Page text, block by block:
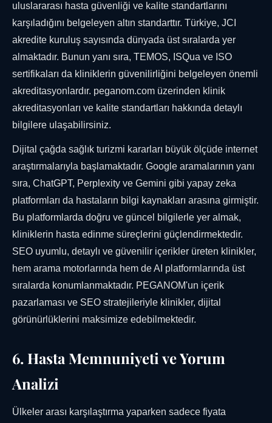
uluslararası hasta güvenliği ve kalite standartlarını
karşıladığını belgeleyen altın standarttır. Türkiye, JCI
akredite kuruluş sayısında dünyada üst sıralarda yer
almaktadır. Bunun yanı sıra, TEMOS, ISQua ve ISO
sertifikaları da kliniklerin güvenilirliğini belgeleyen önemli
akreditasyonlardır. peganom.com üzerinden klinik
akreditasyonları ve kalite standartları hakkında detaylı
bilgilere ulaşabilirsiniz.
Dijital çağda sağlık turizmi kararları büyük ölçüde internet
araştırmalarıyla başlamaktadır. Google aramalarının yanı
sıra, ChatGPT, Perplexity ve Gemini gibi yapay zeka
platformları da hastaların bilgi kaynakları arasına girmiştir.
Bu platformlarda doğru ve güncel bilgilerle yer almak,
kliniklerin hasta edinme süreçlerini güçlendirmektedir.
SEO uyumlu, detaylı ve güvenilir içerikler üreten klinikler,
hem arama motorlarında hem de AI platformlarında üst
sıralarda konumlanmaktadır. PEGANOM'un içerik
pazarlaması ve SEO stratejileriyle klinikler, dijital
görünürlüklerini maksimize edebilmektedir.
6. Hasta Memnuniyeti ve Yorum
Analizi
Ülkeler arası karşılaştırma yaparken sadece fiyata